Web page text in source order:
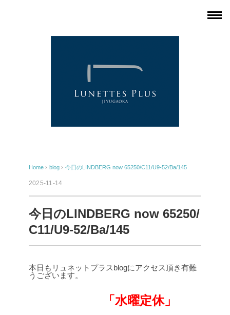
Home › blog › 今日のLINDBERG now 65250/C11/U9-52/Ba/145
2025-11-14
今日のLINDBERG now 65250/
C11/U9-52/Ba/145
本日もリュネットプラスblogにアクセス頂き有難
うございます。
「水曜定休」